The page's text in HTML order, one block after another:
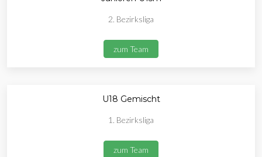
2. Bezirksliga
zum Team
U18 Gemischt
1. Bezirksliga
zum Team